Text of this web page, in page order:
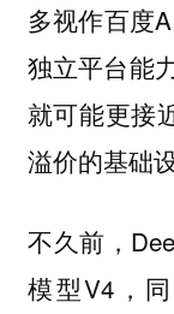
多视作百度
独立平台能
就可能更接
溢价的基础
不久前，
模型V4，